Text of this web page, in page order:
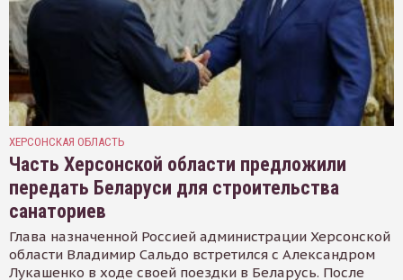
ХЕРСОНСКАЯ ОБЛАСТЬ
Часть Херсонской области предложили
передать Беларуси для строительства
санаториев
Глава назначенной Россией администрации Херсонской
области Владимир Сальдо встретился с Александром
Лукашенко в ходе своей поездки в Беларусь. После